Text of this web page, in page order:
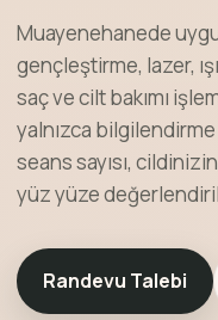
Muayenehanede
gençleştirme, lazer,
saç ve cilt bakımı
yalnızca
seans sayısı,
yüz yüze
Randevu Talebi